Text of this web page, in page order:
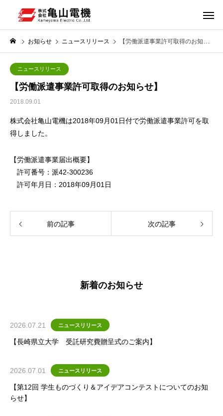
お知らせ ニュースリリース 【労働派遣事業許可取得のお知らせ】
ニュースリリース
【労働派遣事業許可取得のお知らせ】
2018.09.01
株式会社亀山電機は2018年09月01日付で労働派遣事業許可を取
得しました。
【労働派遣事業届出概要】
許可番号：派42-300236
許可年月日：2018年09月01日
前の記事 次の記事
新着のお知らせ
2026.07.21 ニュースリリース
【長崎県立大学 受託研究費贈呈式のご案内】
2026.07.01 ニュースリリース
【第12回 学生ものづくり＆アイデアコンテストについてのお知
らせ】